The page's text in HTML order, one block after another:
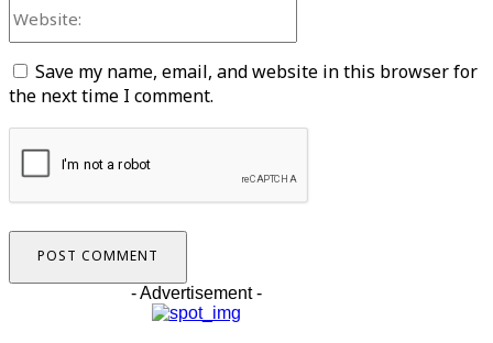
Save my name, email, and website in this browser for
the next time I comment.
- Advertisement -